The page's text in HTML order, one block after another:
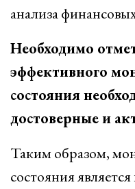
анализа
Необходимо
эффективного
состояния
достоверные и
Таким образом,
состояния